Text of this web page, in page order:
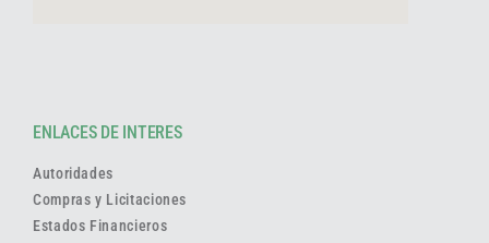
ENLACES DE INTERES
Autoridades
Compras y Licitaciones
Estados Financieros